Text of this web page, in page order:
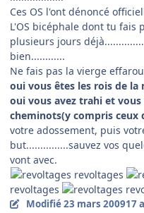
Ces OS l'ont dénoncé
L'OS bicéphale dont tu fais
plusieurs jours
bien............
Ne fais pas la vierge
oui vous êtes les rois de la
oui vous avez trahi et
cheminots(y compris ceux
votre adossement, puis
but...............sauvez vos
vont avec.
revoltages
revoltages
Modifié23 mars 200917